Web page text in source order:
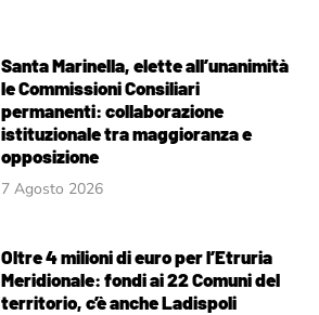
Santa Marinella, elette all’unanimità
le Commissioni Consiliari
permanenti: collaborazione
istituzionale tra maggioranza e
opposizione
7 Agosto 2026
Oltre 4 milioni di euro per l’Etruria
Meridionale: fondi ai 22 Comuni del
territorio, c’è anche Ladispoli